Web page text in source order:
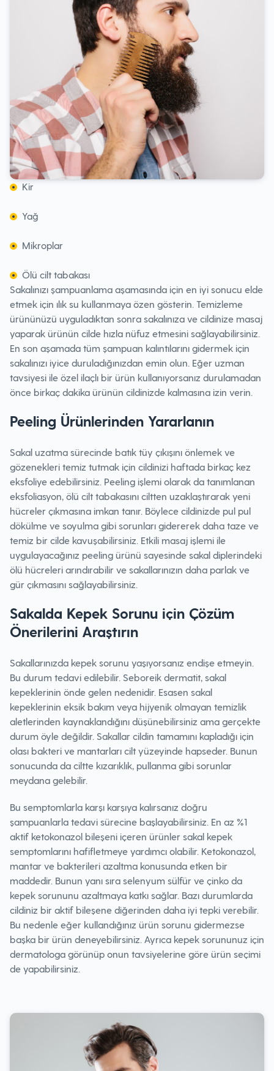
Kir
Yağ
Mikroplar
Ölü cilt tabakası
Sakalınızı şampuanlama aşamasında için en iyi sonucu elde
etmek için ılık su kullanmaya özen gösterin. Temizleme
ürününüzü uyguladıktan sonra sakalınıza ve cildinize masaj
yaparak ürünün cilde hızla nüfuz etmesini sağlayabilirsiniz.
En son aşamada tüm şampuan kalıntılarını gidermek için
sakalınızı iyice duruladığınızdan emin olun. Eğer uzman
tavsiyesi ile özel ilaçlı bir ürün kullanıyorsanız durulamadan
önce birkaç dakika ürünün cildinizde kalmasına izin verin.
Peeling Ürünlerinden Yararlanın
Sakal uzatma sürecinde batık tüy çıkışını önlemek ve
gözenekleri temiz tutmak için cildinizi haftada birkaç kez
eksfoliye edebilirsiniz. Peeling işlemi olarak da tanımlanan
eksfoliasyon, ölü cilt tabakasını ciltten uzaklaştırarak yeni
hücreler çıkmasına imkan tanır. Böylece cildinizde pul pul
dökülme ve soyulma gibi sorunları gidererek daha taze ve
temiz bir cilde kavuşabilirsiniz. Etkili masaj işlemi ile
uygulayacağınız peeling ürünü sayesinde sakal diplerindeki
ölü hücreleri arındırabilir ve sakallarınızın daha parlak ve
gür çıkmasını sağlayabilirsiniz.
Sakalda Kepek Sorunu için Çözüm
Önerilerini Araştırın
Sakallarınızda kepek sorunu yaşıyorsanız endişe etmeyin.
Bu durum tedavi edilebilir. Seboreik dermatit, sakal
kepeklerinin önde gelen nedenidir. Esasen sakal
kepeklerinin eksik bakım veya hijyenik olmayan temizlik
aletlerinden kaynaklandığını düşünebilirsiniz ama gerçekte
durum öyle değildir.‌ Sakallar cildin tamamını kapladığı için
olası bakteri ve mantarları cilt yüzeyinde hapseder. Bunun
sonucunda da ciltte kızarıklık, pullanma gibi sorunlar
meydana gelebilir.
Bu semptomlarla karşı karşıya kalırsanız doğru
şampuanlarla tedavi sürecine başlayabilirsiniz. En az %1
aktif ketokonazol bileşeni içeren ürünler sakal kepek
semptomlarını hafifletmeye yardımcı olabilir.‌ Ketokonazol,
mantar ve bakterileri azaltma konusunda etken bir
maddedir. Bunun yanı sıra selenyum sülfür ve çinko da
kepek sorununu azaltmaya katkı sağlar. Bazı durumlarda
cildiniz bir aktif bileşene diğerinden daha iyi tepki verebilir.
Bu nedenle eğer kullandığınız ürün sorunu gidermezse
başka bir ürün deneyebilirsiniz. Ayrıca kepek sorununuz için
dermatologa görünüp onun tavsiyelerine göre ürün seçimi
de yapabilirsiniz.